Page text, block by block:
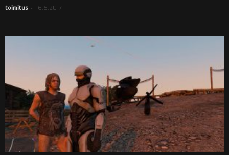
toimitus - 16.6.2017